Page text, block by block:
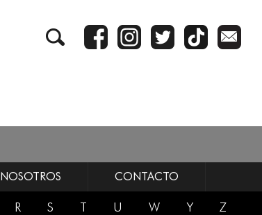
NOSOTROS CONTACTO
R S T U W Y Z